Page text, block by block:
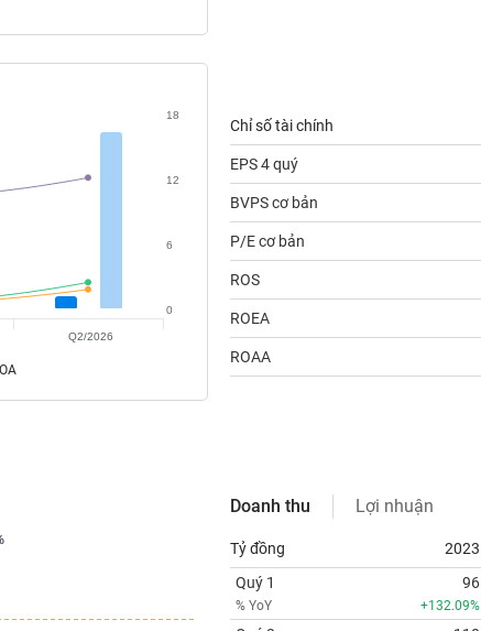
0
6
12
18
Q2/2026
Chỉ số tài chính
EPS 4 quý
BVPS cơ bản
P/E cơ bản
ROS
ROEA
ROAA
Doanh thu Lợi nhuận
Tỷ đồng 2023
Quý 1
% YoY
96
+132.09%